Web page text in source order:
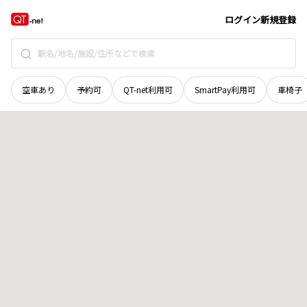
ログイン新規登録
空車あり 予約可 QT-net利用可 SmartPay利用可 車椅子
広島県